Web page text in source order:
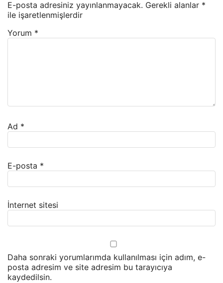
E-posta adresiniz yayınlanmayacak. Gerekli alanlar *
ile işaretlenmişlerdir
Yorum *
Ad *
E-posta *
İnternet sitesi
Daha sonraki yorumlarımda kullanılması için adım, e-
posta adresim ve site adresim bu tarayıcıya
kaydedilsin.